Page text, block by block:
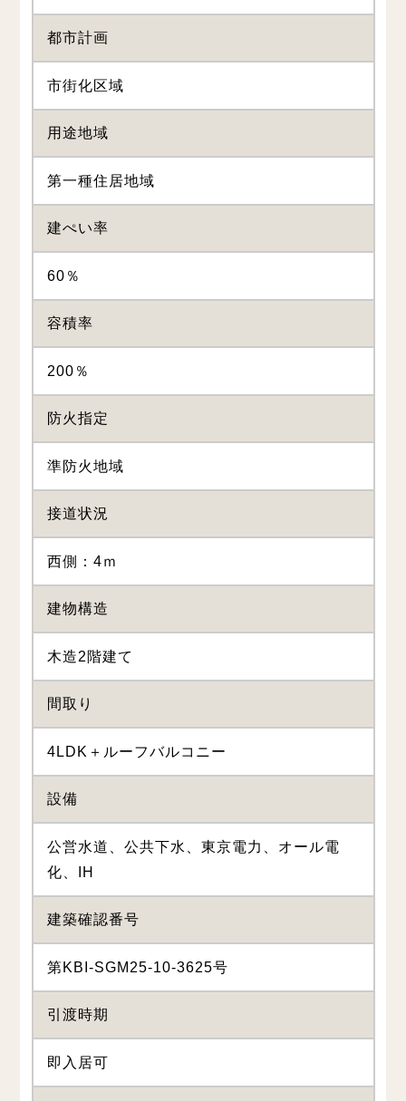
都市計画
市街化区域
用途地域
第一種住居地域
建ぺい率
60％
容積率
200％
防火指定
準防火地域
接道状況
西側：4ｍ
建物構造
木造2階建て
間取り
4LDK＋ルーフバルコニー
設備
公営水道、公共下水、東京電力、オール電
化、IH
建築確認番号
第KBI-SGM25-10-3625号
引渡時期
即入居可